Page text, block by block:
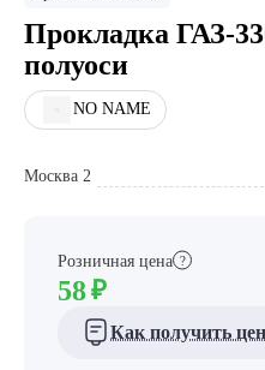
Розничная цена ?
58₽
Как получить
Прокладка ГАЗ-
полуоси
NO NAME
Москва 2